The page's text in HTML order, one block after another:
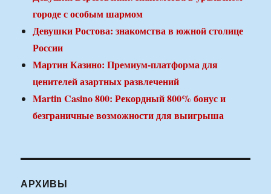
городе с особым шармом
Девушки Ростова: знакомства в южной столице
России
Мартин Казино: Премиум-платформа для
ценителей азартных развлечений
Martin Casino 800: Рекордный 800% бонус и
безграничные возможности для выигрыша
АРХИВЫ